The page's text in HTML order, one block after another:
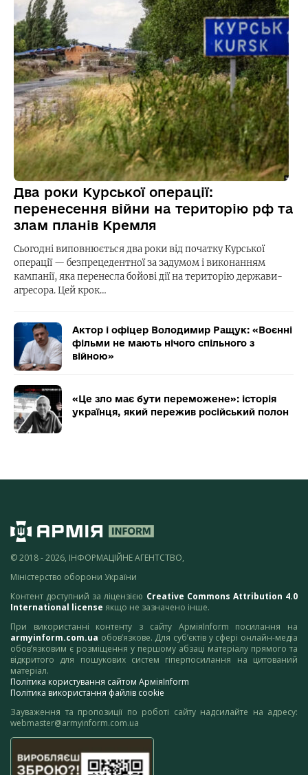
Два роки Курської операції:
перенесення війни на територію рф та
злам планів Кремля
Сьогодні виповнюється два роки від початку Курської
операції — безпрецедентної за задумом і виконанням
кампанії, яка перенесла бойові дії на територію держави-
агресора. Цей крок…
Актор і офіцер Володимир Ращук: «Воєнні
фільми не мають нічого спільного з
війною»
«Це зло має бути переможене»: історія
українця, який пережив російський полон
© 2018 - 2026, ІНФОРМАЦІЙНЕ АГЕНТСТВО,
Міністерство оборони України
Контент доступний за ліцензією Creative Commons Attribution 4.0
International license якщо не зазначено інше.
При використанні контенту з сайту АрміяInform посилання на
armyinform.com.ua обов’язкове. Для суб’єктів у сфері онлайн-медіа
обов’язковим є розміщення у першому абзаці матеріалу прямого та
відкритого для пошукових систем гіперпосилання на цитований
матеріал.
Політика користування сайтом АрміяInform
Політика використання файлів cookie
Зауваження та пропозиції по роботі сайту надсилайте на адресу:
webmaster@armyinform.com.ua